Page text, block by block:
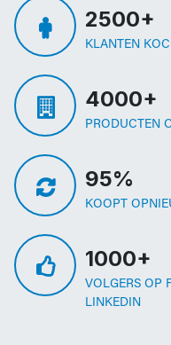
2500+
KLANTEN
4000+
PRODUCTEN
95%
KOOPT
1000+
VOLGERS OP
LINKEDIN